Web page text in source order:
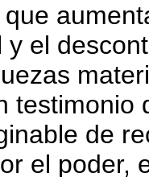
y el
testimonio
de
el poder,